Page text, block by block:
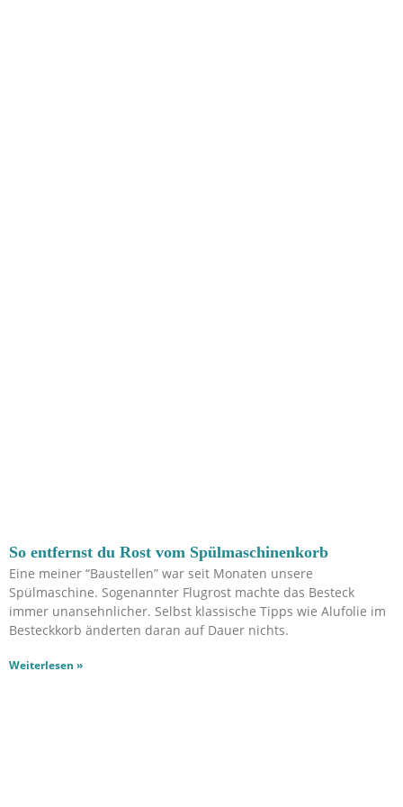
So entfernst du Rost vom Spülmaschinenkorb
Eine meiner “Baustellen” war seit Monaten unsere
Spülmaschine. Sogenannter Flugrost machte das Besteck
immer unansehnlicher. Selbst klassische Tipps wie Alufolie im
Besteckkorb änderten daran auf Dauer nichts.
Weiterlesen »